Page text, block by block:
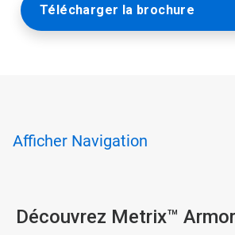
Télécharger la brochure
Afficher Navigation
Découvrez Metrix™ Armor